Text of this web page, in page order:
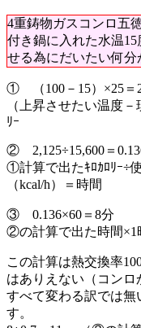
4重鋳物ガスコンロ五
付き鍋に入れた水温15
せる為にだいたい何分
①
（100－15）×25＝
（上昇させたい温度
ﾘｰ
② 2,125÷15,600＝
①計算で出たｷﾛｶﾛﾘｰ÷
（kcal/h）＝時間
③ 0.136×60＝8分
②の計算で出た時間×1
この計算は熱交換率
はありえない（コン
すべて変わる訳では無
す。